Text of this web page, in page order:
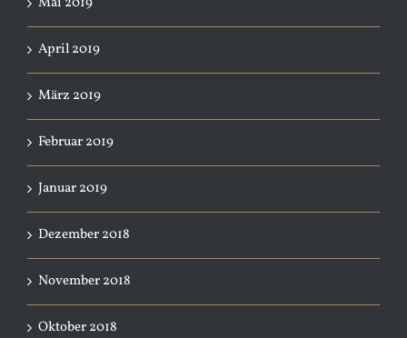
April 2019
März 2019
Februar 2019
Januar 2019
Dezember 2018
November 2018
Oktober 2018